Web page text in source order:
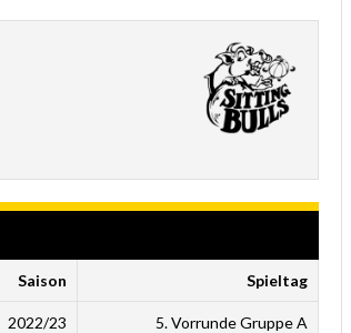
Saison Spieltag
2022/23 5. Vorrunde Gruppe A